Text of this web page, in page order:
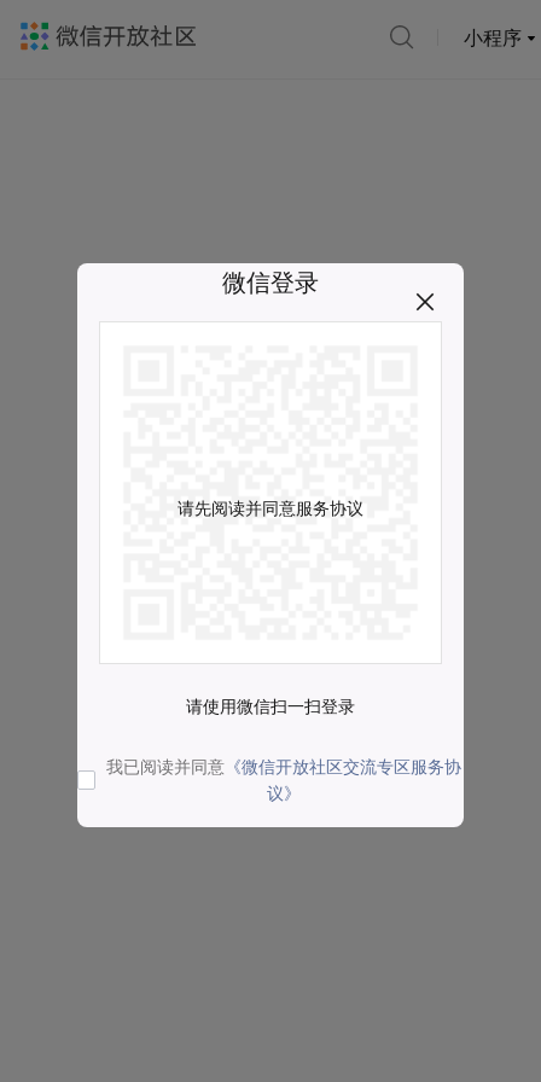
小程序
微信登录
请先阅读并同意服务协议
请使用微信扫一扫登录
我已阅读并同意 《微信开放社区交流专区服务协
议》